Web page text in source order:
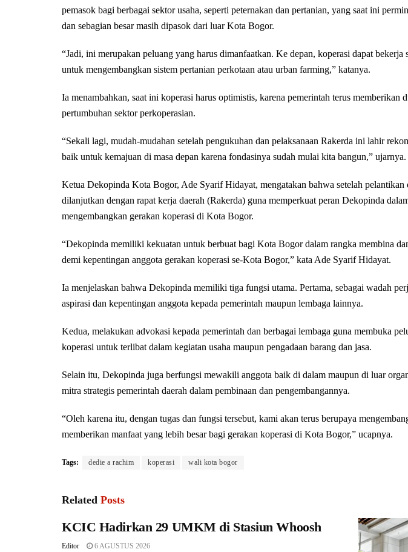
pemasok bagi berbagai sektor usaha, seperti peternakan dan pertanian, yang saat ini
dan sebagian besar masih dipasok dari luar Kota Bogor.
“Jadi, ini merupakan peluang yang harus dimanfaatkan. Ke depan, koperasi dapat bekerja
untuk mengembangkan sistem pertanian perkotaan atau urban farming,” katanya.
Ia menambahkan, saat ini koperasi harus optimistis, karena pemerintah terus memberikan
pertumbuhan sektor perkoperasian.
“Sekali lagi, mudah-mudahan setelah pengukuhan dan pelaksanaan Rakerda ini lahir
baik untuk kemajuan di masa depan karena fondasinya sudah mulai kita bangun,” ujarnya.
Ketua Dekopinda Kota Bogor, Ade Syarif Hidayat, mengatakan bahwa setelah pelantikan
dilanjutkan dengan rapat kerja daerah (Rakerda) guna memperkuat peran Dekopinda
mengembangkan gerakan koperasi di Kota Bogor.
“Dekopinda memiliki kekuatan untuk berbuat bagi Kota Bogor dalam rangka membina
demi kepentingan anggota gerakan koperasi se-Kota Bogor,” kata Ade Syarif Hidayat.
Ia menjelaskan bahwa Dekopinda memiliki tiga fungsi utama. Pertama, sebagai wadah
aspirasi dan kepentingan anggota kepada pemerintah maupun lembaga lainnya.
Kedua, melakukan advokasi kepada pemerintah dan berbagai lembaga guna membuka
koperasi untuk terlibat dalam kegiatan usaha maupun pengadaan barang dan jasa.
Selain itu, Dekopinda juga berfungsi mewakili anggota baik di dalam maupun di luar
mitra strategis pemerintah daerah dalam pembinaan dan pengembangannya.
“Oleh karena itu, dengan tugas dan fungsi tersebut, kami akan terus berupaya
memberikan manfaat yang lebih besar bagi gerakan koperasi di Kota Bogor,” ucapnya.
Tags: dedie a rachim koperasi wali kota bogor
Related Posts
KCIC Hadirkan 29 UMKM di Stasiun Whoosh
Editor 6 AGUSTUS 2026